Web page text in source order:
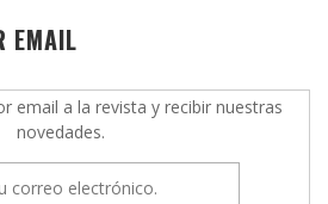
EMAIL
email a la revista y recibir nuestras
novedades.